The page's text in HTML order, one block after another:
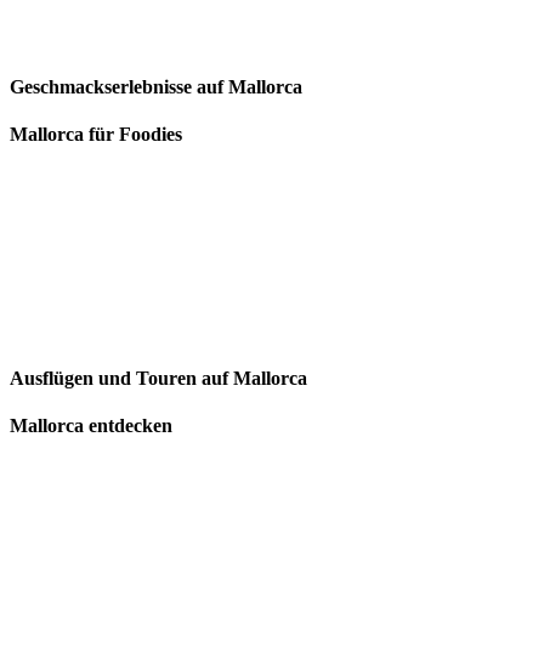
Geschmackserlebnisse auf Mallorca
Mallorca für Foodies
Ausflügen und Touren auf Mallorca
Mallorca entdecken